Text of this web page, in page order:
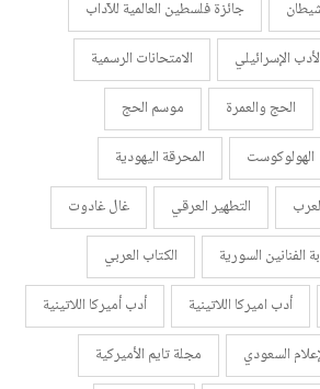
جائزة فلسطين العالمية للآداب
الإسرائيلي
الامتحانات الرسمية
الحج والعمرة
موسم الحج
الهولوكوست
المحرقة اليهودية
التطهير العرقي
غال غادوت
الفنانين السورية
الكتاب العربي
أدب اميركا اللاتينية
أدب أميركا اللاتينية
السعودي
مجلة تايم الأميركية